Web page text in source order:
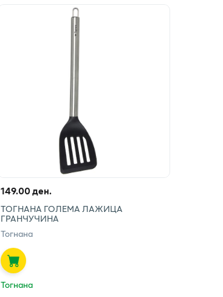
149.00 ден.
ТОГНАНА ГОЛЕМА ЛАЖИЦА
ГРАНЧУЧИНА
Тогнана
Тогнана